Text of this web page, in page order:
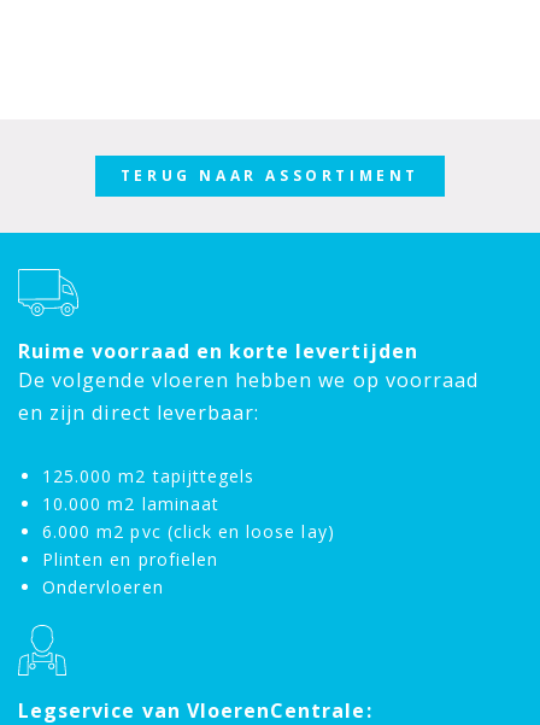
TERUG NAAR ASSORTIMENT
Ruime voorraad en korte levertijden
De volgende vloeren hebben we op voorraad
en zijn direct leverbaar:
125.000 m2 tapijttegels
10.000 m2 laminaat
6.000 m2 pvc (click en loose lay)
Plinten en profielen
Ondervloeren
Legservice van VloerenCentrale: